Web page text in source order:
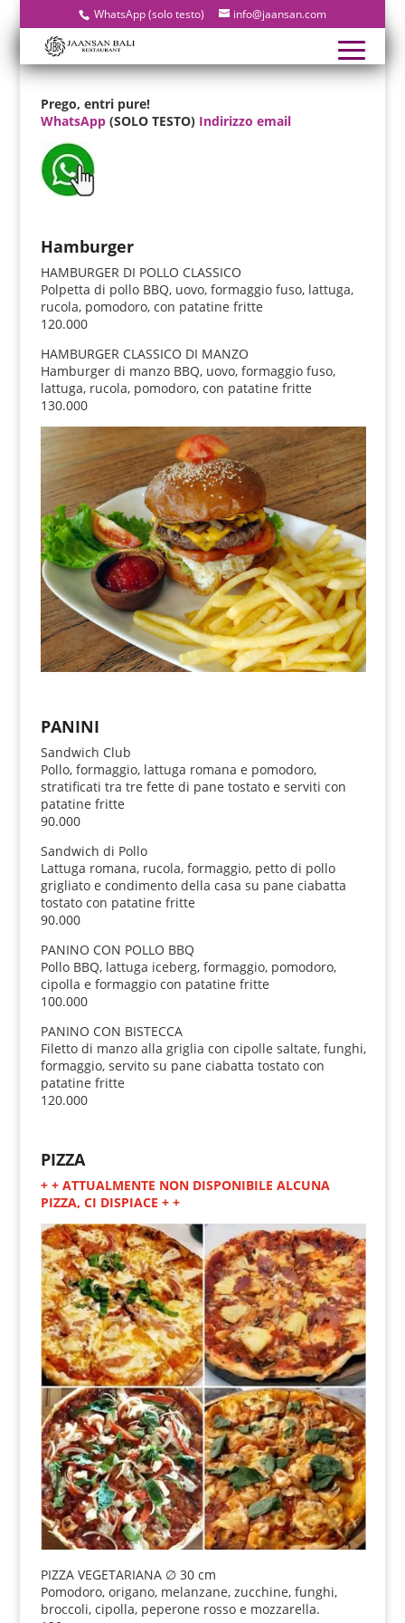
WhatsApp (solo testo) info@jaansan.com
Prego, entri pure!
WhatsApp(SOLO TESTO) Indirizzo email
Hamburger
HAMBURGER DI POLLO CLASSICO
Polpetta di pollo BBQ, uovo, formaggio fuso, lattuga,
rucola, pomodoro, con patatine fritte
120.000
HAMBURGER CLASSICO DI MANZO
Hamburger di manzo BBQ, uovo, formaggio fuso,
lattuga, rucola, pomodoro, con patatine fritte
130.000
PANINI
Sandwich Club
Pollo, formaggio, lattuga romana e pomodoro,
stratificati tra tre fette di pane tostato e serviti con
patatine fritte
90.000
Sandwich di Pollo
Lattuga romana, rucola, formaggio, petto di pollo
grigliato e condimento della casa su pane ciabatta
tostato con patatine fritte
90.000
PANINO CON POLLO BBQ
Pollo BBQ, lattuga iceberg, formaggio, pomodoro,
cipolla e formaggio con patatine fritte
100.000
PANINO CON BISTECCA
Filetto di manzo alla griglia con cipolle saltate, funghi,
formaggio, servito su pane ciabatta tostato con
patatine fritte
120.000
PIZZA
+ + ATTUALMENTE NON DISPONIBILE ALCUNA
PIZZA, CI DISPIACE + +
PIZZA VEGETARIANA ∅ 30 cm
Pomodoro, origano, melanzane, zucchine, funghi,
broccoli, cipolla, peperone rosso e mozzarella.